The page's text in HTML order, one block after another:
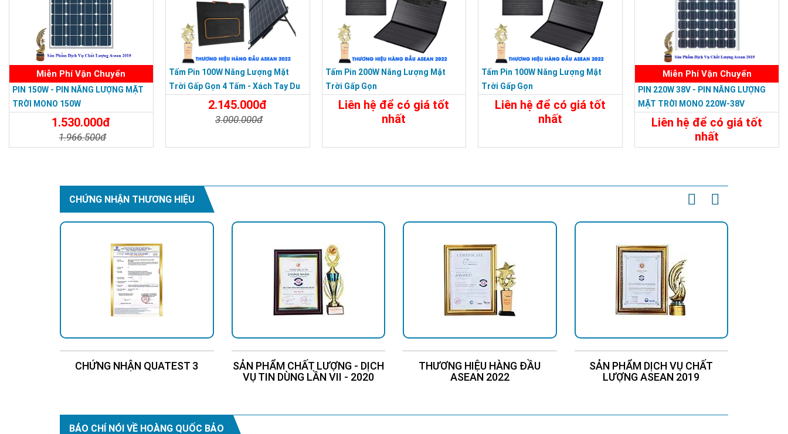
Miễn Phí Vận Chuyển
PIN 150W - PIN NĂNG LƯỢNG MẶT
TRỜI MONO 150W
1.530.000đ
1.966.500đ
Tấm Pin 100W Năng Lượng Mặt
Trời Gấp Gọn 4 Tấm - Xách Tay Du
Lịch Dã Ngoại2.145.000đ
3.000.000đ
Tấm Pin 200W Năng Lượng Mặt
Trời Gấp Gọn
Liên hệ để có giá tốt
nhất
Tấm Pin 100W Năng Lượng Mặt
Trời Gấp Gọn
Liên hệ để có giá tốt
nhất
Miễn Phí Vận Chuyển
PIN 220W 38V - PIN NĂNG LƯỢNG
MẶT TRỜI MONO 220W-38V
Liên hệ để có giá tốt
nhất
CHỨNG NHẬN THƯƠNG HIỆU
CHỨNG NHẬN QUATEST 3
SẢN PHẨM CHẤT LƯỢNG - DỊCH
VỤ TIN DÙNG LẦN VII - 2020
THƯƠNG HIỆU HÀNG ĐẦU
ASEAN 2022
SẢN PHẨM DỊCH VỤ CHẤT
LƯỢNG ASEAN 2019
BÁO CHÍ NÓI VỀ HOÀNG QUỐC BẢO